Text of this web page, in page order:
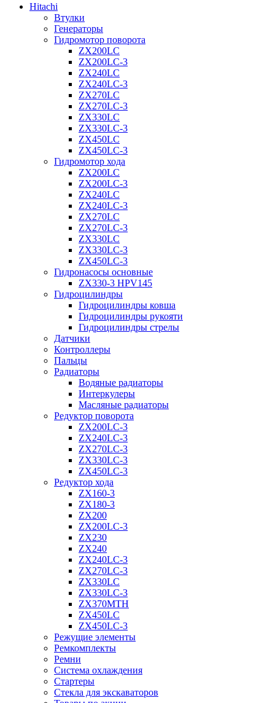
Hitachi
Втулки
Генераторы
Гидромотор поворота
ZX200LC
ZX200LC-3
ZX240LC
ZX240LC-3
ZX270LC
ZX270LC-3
ZX330LC
ZX330LC-3
ZX450LC
ZX450LC-3
Гидромотор хода
ZX200LC
ZX200LC-3
ZX240LC
ZX240LC-3
ZX270LC
ZX270LC-3
ZX330LC
ZX330LC-3
ZX450LC-3
Гидронасосы основные
ZX330-3 HPV145
Гидроцилиндры
Гидроцилиндры ковша
Гидроцилиндры рукояти
Гидроцилиндры стрелы
Датчики
Контроллеры
Пальцы
Радиаторы
Водяные радиаторы
Интеркулеры
Масляные радиаторы
Редуктор поворота
ZX200LC-3
ZX240LC-3
ZX270LC-3
ZX330LC-3
ZX450LC-3
Редуктор хода
ZX160-3
ZX180-3
ZX200
ZX200LC-3
ZX230
ZX240
ZX240LC-3
ZX270LC-3
ZX330LC
ZX330LC-3
ZX370MTH
ZX450LC
ZX450LC-3
Режущие элементы
Ремкомплекты
Ремни
Система охлаждения
Стартеры
Стекла для экскаваторов